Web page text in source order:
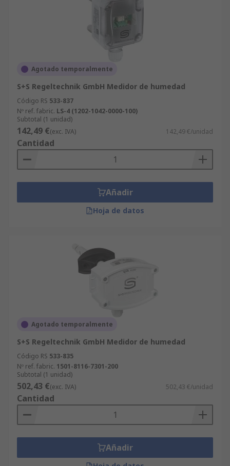
Agotado temporalmente
S+S Regeltechnik GmbH Medidor de humedad
Código RS 533-837
Nº ref. fabric. LS-4 (1202-1042-0000-100)
Subtotal (1 unidad)
142,49 €(exc. IVA) 142,49 €/unidad
Cantidad
Añadir
Hoja de datos
Agotado temporalmente
S+S Regeltechnik GmbH Medidor de humedad
Código RS 533-835
Nº ref. fabric. 1501-8116-7301-200
Subtotal (1 unidad)
502,43 €(exc. IVA) 502,43 €/unidad
Cantidad
Añadir